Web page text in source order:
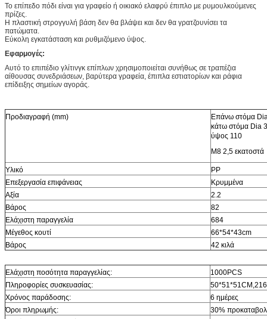
Το επίπεδο πόδι είναι για γραφείο ή οικιακό ελαφρύ έπιπλο με ρυμουλκούμενες
πρίζες.
Η πλαστική στρογγυλή βάση δεν θα βλάψει και δεν θα γρατζουνίσει τα
πατώματα.
Εύκολη εγκατάσταση και ρυθμιζόμενο ύψος.
Εφαρμογές:
Αυτό το επιπέδιο γλίτινγκ επίπλων χρησιμοποιείται συνήθως σε τραπέζια
αίθουσας συνεδριάσεων, βαρύτερα γραφεία, έπιπλα εστιατορίων και ράφια
επίδειξης σημείων αγοράς.
Προδιαγραφή (mm)
Επάνω στόμα
κάτω στόμα Dia
ύψος 110
M8 2,5 εκατοστά
Υλικό
PP
Επεξεργασία επιφάνειας
Κρυμμένα
Αξία
2.2
Βάρος
82
Ελάχιστη παραγγελία
684
Μέγεθος κουτί
66*54*43cm
Βάρος
42 κιλά
Ελάχιστη ποσότητα παραγγελίας:
1000PCS
Πληροφορίες συσκευασίας:
Χρόνος παράδοσης:
6 ημέρες
Όροι πληρωμής:
30%